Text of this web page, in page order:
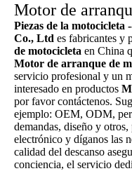
Motor de
Piezas de la
Co., Ltd es fabricantes y
de motocicleta en China
Motor de arranque de
servicio profesional y un
interesado en productos
por favor contáctenos.
ejemplo: OEM, ODM,
demandas, diseño y
electrónico y díganos las
calidad del descanso
conciencia, el servicio